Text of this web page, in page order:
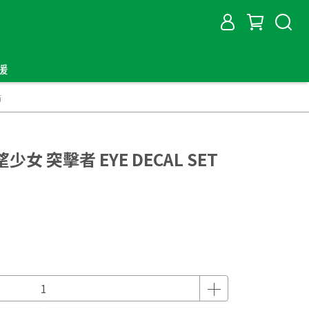
女 突擊者 EYE DECAL SET